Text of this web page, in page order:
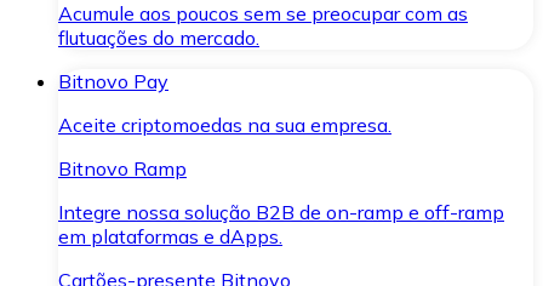
Acumule aos poucos sem se preocupar com as
flutuações do mercado.
Bitnovo Pay
Aceite criptomoedas na sua empresa.
Bitnovo Ramp
Integre nossa solução B2B de on-ramp e off-ramp
em plataformas e dApps.
Cartões-presente Bitnovo